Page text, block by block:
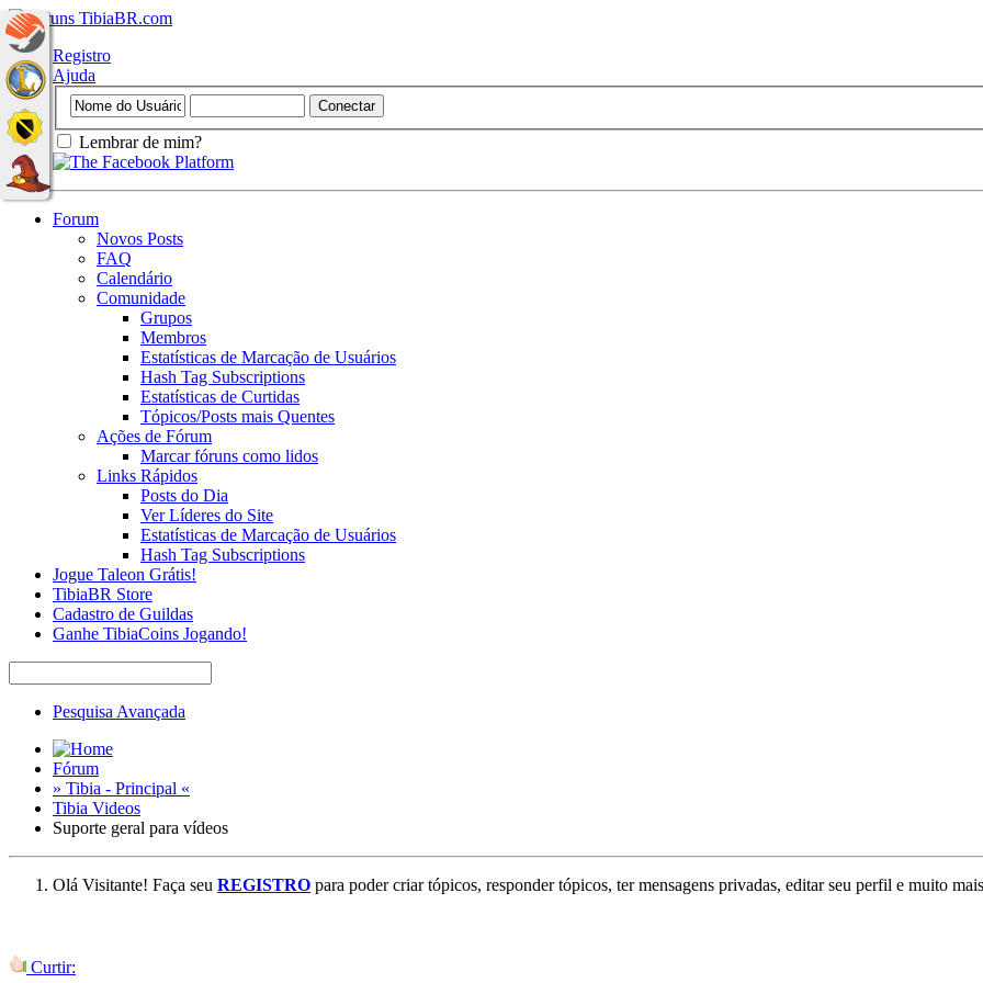
Registro
Ajuda
Lembrar de mim?
Forum
Novos Posts
FAQ
Calendário
Comunidade
Grupos
Membros
Estatísticas de Marcação de Usuários
Hash Tag Subscriptions
Estatísticas de Curtidas
Tópicos/Posts mais Quentes
Ações de Fórum
Marcar fóruns como lidos
Links Rápidos
Posts do Dia
Ver Líderes do Site
Estatísticas de Marcação de Usuários
Hash Tag Subscriptions
Jogue Taleon Grátis!
TibiaBR Store
Cadastro de Guildas
Ganhe TibiaCoins Jogando!
Pesquisa Avançada
Fórum
» Tibia - Principal «
Tibia Videos
Suporte geral para vídeos
Olá Visitante! Faça seu REGISTRO para poder criar tópicos, responder tópicos, ter mensagens privadas, editar seu perfil e muito
Curtir: